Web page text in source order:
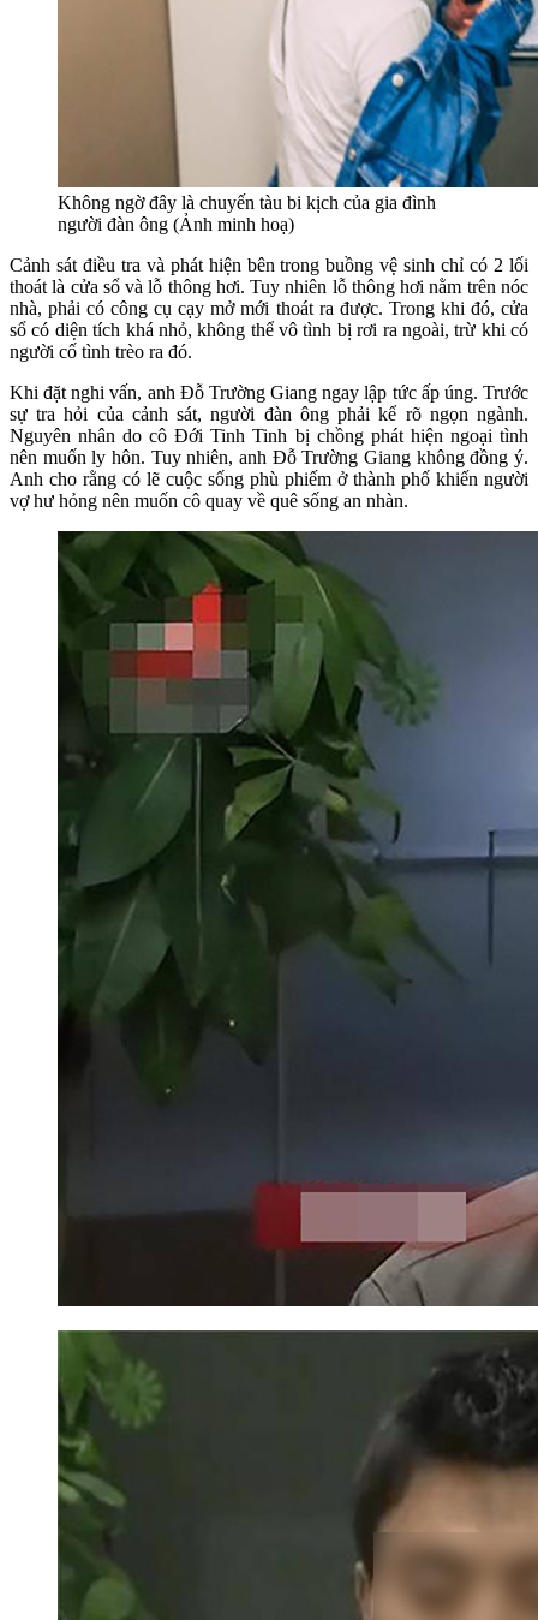
Không ngờ đây là chuyến tàu bi kịch của gia đình
người đàn ông (Ảnh minh hoạ)
Cảnh sát điều tra và phát hiện bên trong buồng vệ sinh chỉ có 2 lối
thoát là cửa sổ và lỗ thông hơi. Tuy nhiên lỗ thông hơi nằm trên nóc
nhà, phải có công cụ cạy mở mới thoát ra được. Trong khi đó, cửa
sổ có diện tích khá nhỏ, không thể vô tình bị rơi ra ngoài, trừ khi có
người cố tình trèo ra đó.
Khi đặt nghi vấn, anh Đỗ Trường Giang ngay lập tức ấp úng. Trước
sự tra hỏi của cảnh sát, người đàn ông phải kể rõ ngọn ngành.
Nguyên nhân do cô Đới Tinh Tinh bị chồng phát hiện ngoại tình
nên muốn ly hôn. Tuy nhiên, anh Đỗ Trường Giang không đồng ý.
Anh cho rằng có lẽ cuộc sống phù phiếm ở thành phố khiến người
vợ hư hỏng nên muốn cô quay về quê sống an nhàn.